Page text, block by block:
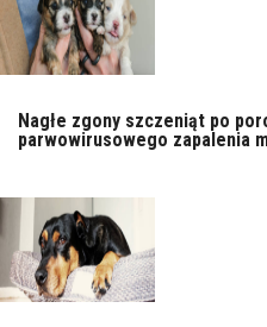
Nagłe zgony szczeniąt po
parwowirusowego zapalenia